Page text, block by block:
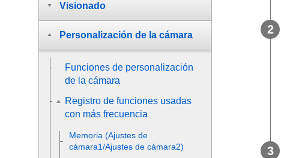
Visionado
Personalización de la cámara
Funciones de personalización
de la cámara
Registro de funciones usadas
con más frecuencia
Memoria (Ajustes de
cámara1/Ajustes de cámara2)